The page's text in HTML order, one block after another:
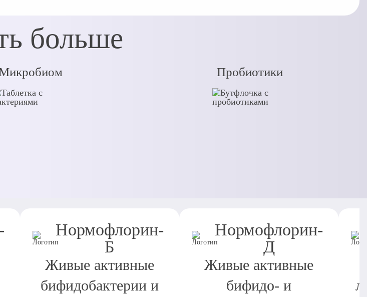
больше
Пробиотики
Нормофлорин-
Б
Живые активные
бифидобактерии и
Нормофлорин-
Д
Живые активные
бифидо- и